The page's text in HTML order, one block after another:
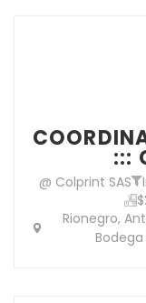
:::
@ Colprint SAS
Rionegro,